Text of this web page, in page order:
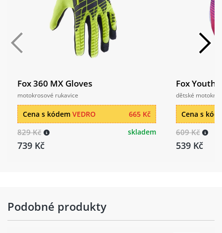
Fox 360 MX Gloves
motokrosové rukavice
665 Kč
Cena s kódem VEDRO
829 Kč
739 Kč
skladem
Fox Youth
dětské
Cena s
609 Kč
539 Kč
Podobné produkty